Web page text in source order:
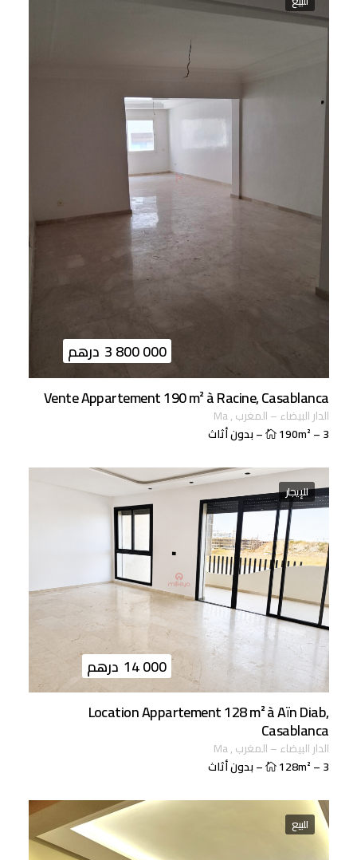
3 800 000 درهم
Vente Appartement 190 m² à Racine, Casablanca
الدار البيضاء– المغرب,
ma
190m²–3
–بدون أثاث
للإيجار
14 000 درهم
Location Appartement 128 m² à Aïn Diab,
Casablanca
الدار البيضاء– المغرب,
ma
128m²–3
–بدون أثاث
للبيع